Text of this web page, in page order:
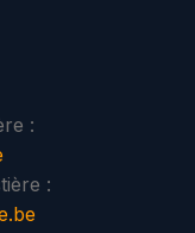
:
: